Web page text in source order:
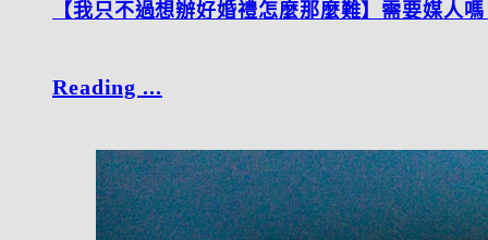
【我只不過想辦好婚禮怎麼那麼難】需要媒人
Reading ...